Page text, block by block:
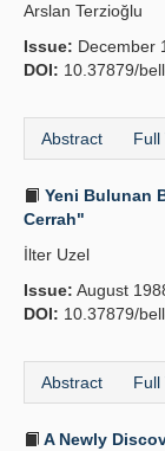
Arslan Terzioğlu
Issue: December
DOI: 10.37879/
Abstract Full
Yeni Bulunan
Cerrah"
İlter Uzel
Issue: August
DOI: 10.37879/
Abstract Full
A Newly